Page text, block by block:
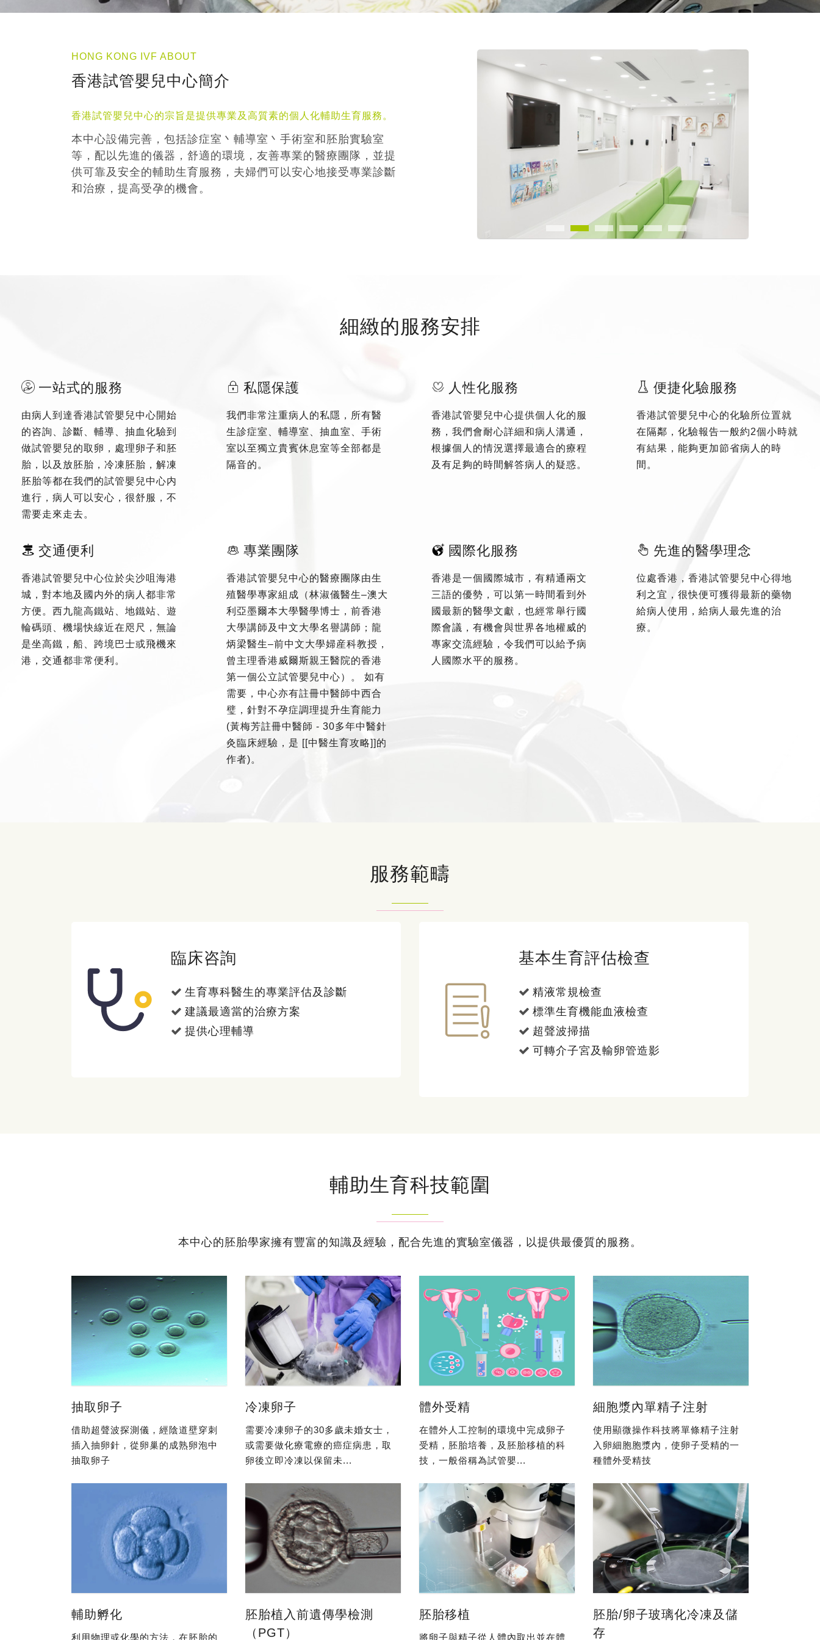
HONG KONG IVF ABOUT
香港試管嬰兒中心簡介
香港試管嬰兒中心的宗旨是提供專業及高質素的個人化輔助生育服務。
本中心設備完善，包括診症室丶輔導室丶手術室和胚胎實驗室
等，配以先進的儀器，舒適的環境，友善專業的醫療團隊，並提
供可靠及安全的輔助生育服務，夫婦們可以安心地接受專業診斷
和治療，提高受孕的機會。
細緻的服務安排
一站式的服務
由病人到達香港試管嬰兒中心開始
的咨詢、診斷、輔導、抽血化驗到
做試管嬰兒的取卵，處理卵子和胚
胎，以及放胚胎，冷凍胚胎，解凍
胚胎等都在我們的試管嬰兒中心内
進行，病人可以安心，很舒服，不
需要走來走去。
私隱保護
我們非常注重病人的私隱，所有醫
生診症室、輔導室、抽血室、手術
室以至獨立貴賓休息室等全部都是
隔音的。
人性化服務
香港試管嬰兒中心提供個人化的服
務，我們會耐心詳細和病人溝通，
根據個人的情況選擇最適合的療程
及有足夠的時間解答病人的疑惑。
便捷化驗服務
香港試管嬰兒中心的化驗所位置就
在隔鄰，化驗報告一般約2個小時就
有結果，能夠更加節省病人的時
間。
交通便利
香港試管嬰兒中心位於尖沙咀海港
城，對本地及國内外的病人都非常
方便。西九龍高鐵站、地鐵站、遊
輪碼頭、機場快線近在咫尺，無論
是坐高鐵，船、跨境巴士或飛機來
港，交通都非常便利。
專業團隊
香港試管嬰兒中心的醫療團隊由生
殖醫學專家組成（林淑儀醫生–澳大
利亞墨爾本大學醫學博士，前香港
大學講師及中文大學名譽講師；龍
炳梁醫生–前中文大學婦産科教授，
曾主理香港威爾斯親王醫院的香港
第一個公立試管嬰兒中心）。 如有
需要，中心亦有註冊中醫師中西合
璧，針對不孕症調理提升生育能力
(黃梅芳註冊中醫師 - 30多年中醫針
灸臨床經驗，是 [[中醫生育攻略]]的
作者)。
國際化服務
香港是一個國際城市，有精通兩文
三語的優勢，可以第一時間看到外
國最新的醫學文獻，也經常舉行國
際會議，有機會與世界各地權威的
專家交流經驗，令我們可以給予病
人國際水平的服務。
先進的醫學理念
位處香港，香港試管嬰兒中心得地
利之宜，很快便可獲得最新的藥物
給病人使用，給病人最先進的治
療。
服務範疇
臨床咨詢
生育專科醫生的專業評估及診斷
建議最適當的治療方案
提供心理輔導
基本生育評估檢查
精液常規檢查
標準生育機能血液檢查
超聲波掃描
可轉介子宮及輸卵管造影
輔助生育科技範圍
本中心的胚胎學家擁有豐富的知識及經驗，配合先進的實驗室儀器，以提供最優質的服務。
抽取卵子
借助超聲波探測儀，經陰道壁穿刺
插入抽卵針，從卵巢的成熟卵泡中
抽取卵子
冷凍卵子
需要冷凍卵子的30多歲未婚女士，
或需要做化療電療的癌症病患，取
卵後立即冷凍以保留未...
體外受精
在體外人工控制的環境中完成卵子
受精，胚胎培養，及胚胎移植的科
技，一般俗稱為試管嬰...
細胞漿內單精子注射
使用顯微操作科技將單條精子注射
入卵細胞胞漿內，使卵子受精的一
種體外受精技
輔助孵化
利用物理或化學的方法，在胚胎的
胚胎植入前遺傳學檢測
（PGT）
胚胎移植
將卵子與精子從人體內取出並在體
胚胎/卵子玻璃化冷凍及儲
存